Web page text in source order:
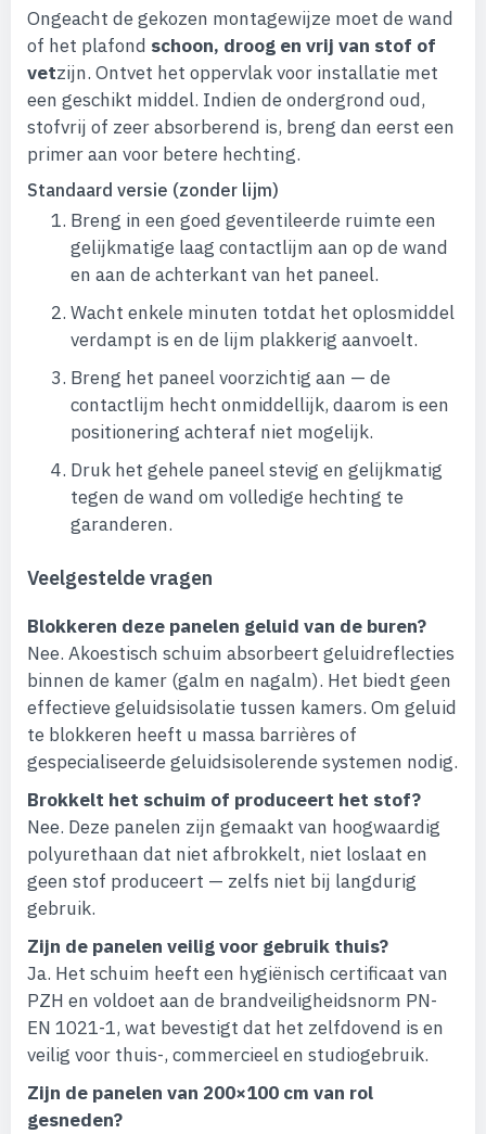
Ongeacht de gekozen montagewijze moet de wand
of het plafond schoon, droog en vrij van stof of
vetzijn. Ontvet het oppervlak voor installatie met
een geschikt middel. Indien de ondergrond oud,
stofvrij of zeer absorberend is, breng dan eerst een
primer aan voor betere hechting.
Standaard versie (zonder lijm)
Breng in een goed geventileerde ruimte een
gelijkmatige laag contactlijm aan op de wand
en aan de achterkant van het paneel.
Wacht enkele minuten totdat het oplosmiddel
verdampt is en de lijm plakkerig aanvoelt.
Breng het paneel voorzichtig aan — de
contactlijm hecht onmiddellijk, daarom is een
positionering achteraf niet mogelijk.
Druk het gehele paneel stevig en gelijkmatig
tegen de wand om volledige hechting te
garanderen.
Veelgestelde vragen
Blokkeren deze panelen geluid van de buren?
Nee. Akoestisch schuim absorbeert geluidreflecties
binnen de kamer (galm en nagalm). Het biedt geen
effectieve geluidsisolatie tussen kamers. Om geluid
te blokkeren heeft u massa barrières of
gespecialiseerde geluidsisolerende systemen nodig.
Brokkelt het schuim of produceert het stof?
Nee. Deze panelen zijn gemaakt van hoogwaardig
polyurethaan dat niet afbrokkelt, niet loslaat en
geen stof produceert — zelfs niet bij langdurig
gebruik.
Zijn de panelen veilig voor gebruik thuis?
Ja. Het schuim heeft een hygiënisch certificaat van
PZH en voldoet aan de brandveiligheidsnorm PN-
EN 1021-1, wat bevestigt dat het zelfdovend is en
veilig voor thuis-, commercieel en studiogebruik.
Zijn de panelen van 200×100 cm van rol
gesneden?